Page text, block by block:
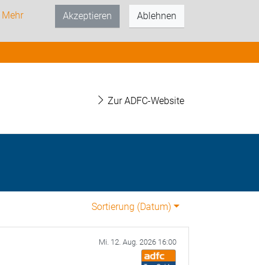
Mehr
Akzeptieren Ablehnen
Zur ADFC-Website
Sortierung (Datum)
Mi. 12. Aug. 2026 16:00